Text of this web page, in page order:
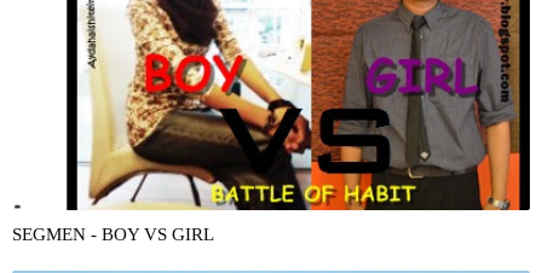
SEGMEN - BOY VS GIRL